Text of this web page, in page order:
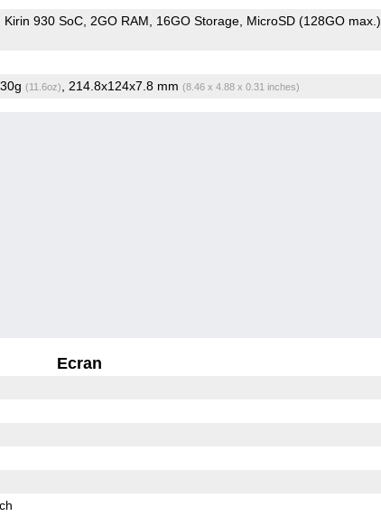
Kirin 930 SoC 2GO RAM 16GO Storage MicroSD (128GO max.)
(11.6oz) , 214.8x124x7.8 mm (8.46 x 4.88 x 0.31 inches)
Ecran